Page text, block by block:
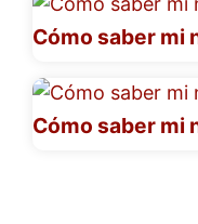
Cómo saber mi
Cómo saber mi